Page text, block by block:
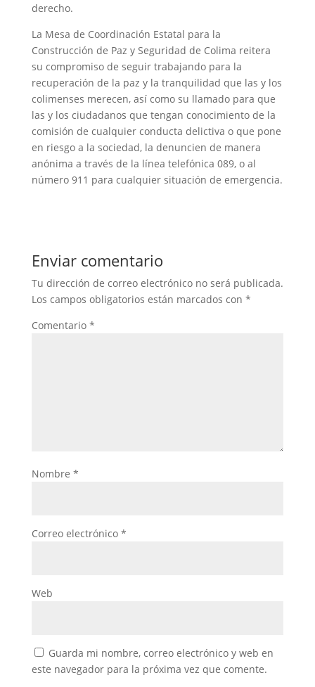
derecho.
La Mesa de Coordinación Estatal para la
Construcción de Paz y Seguridad de Colima reitera
su compromiso de seguir trabajando para la
recuperación de la paz y la tranquilidad que las y los
colimenses merecen, así como su llamado para que
las y los ciudadanos que tengan conocimiento de la
comisión de cualquier conducta delictiva o que pone
en riesgo a la sociedad, la denuncien de manera
anónima a través de la línea telefónica 089, o al
número 911 para cualquier situación de emergencia.
Enviar comentario
Tu dirección de correo electrónico no será publicada.
Los campos obligatorios están marcados con *
Comentario *
Nombre *
Correo electrónico *
Web
Guarda mi nombre, correo electrónico y web en
este navegador para la próxima vez que comente.